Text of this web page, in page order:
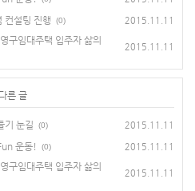
컨설팅 진행 (0) 2015.11.11
구임대주택 입주자 삶의
2015.11.11
른 글
기 눈길 (0) 2015.11.11
운동! (0) 2015.11.11
구임대주택 입주자 삶의
2015.11.11